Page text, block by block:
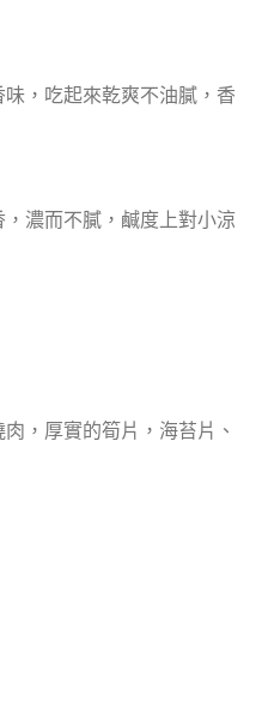
，吃起來乾爽不油膩，香
濃而不膩，鹹度上對小涼
，厚實的筍片，海苔片、